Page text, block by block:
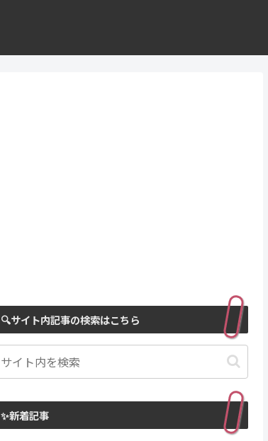
🔍サイト内記事の検索はこちら
✨新着記事